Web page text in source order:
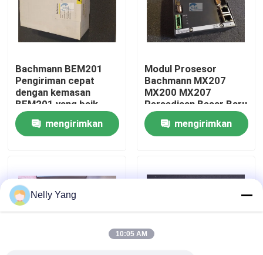
Tur Pabrik
Kontrol Kualitas
Hubungi Kami
Berita
Minta Kutipan
Suku Cadang PLC
Bachmann BEM201
Pengiriman cepat
dengan kemasan
BEM201 yang baik
dalam stok
mengirimkan
Modul Prosesor
Bachmann MX207
MX200 MX207
Persediaan Besar Baru
dalam Persediaan
mengirimkan
Nelly Yang
10:05 AM